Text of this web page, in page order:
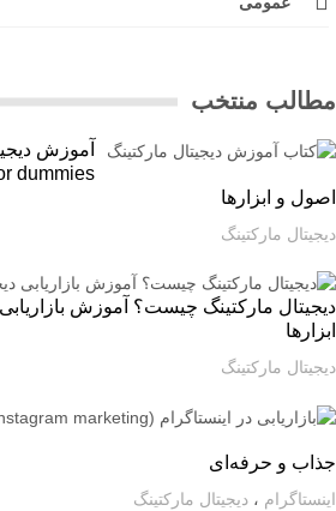
منتخب
آموزش
dummies
و ابزارها
مارکتینگ
مارکتینگ چیست؟ آموزش بازاریابی
مارکتینگ
و حرفه‌ای
،دیجیتال مارکتینگ